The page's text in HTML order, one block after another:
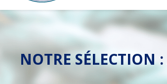
NOTRE SÉLECTION :